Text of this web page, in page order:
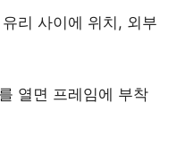
리 사이에 위치, 외부
열면 프레임에 부착